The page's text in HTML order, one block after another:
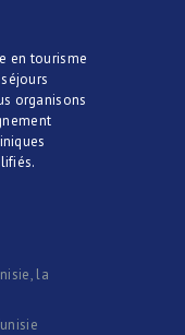
en tourisme
organisons
la